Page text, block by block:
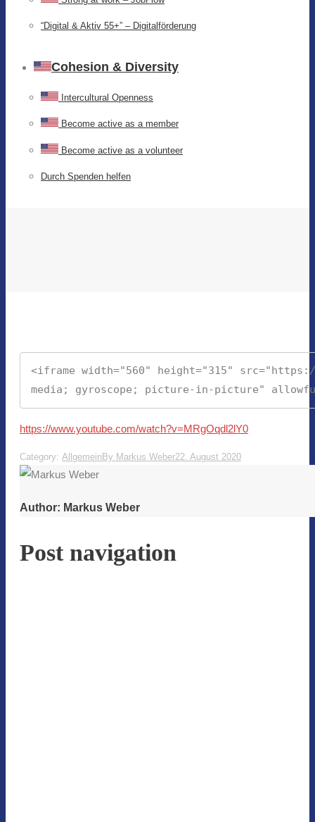
“Digital & Aktiv 55+” – Digitalförderung
Cohesion & Diversity
Intercultural Openness
Become active as a member
Become active as a volunteer
Durch Spenden helfen
<iframe width="560" height="315" src="https://
media; gyroscope; picture-in-picture"
https://www.youtube.com/watch?v=MRgOqdl2lY0
Category: AllgemeinBy Markus Weber22. August 2020
Author: Markus Weber
Post navigation